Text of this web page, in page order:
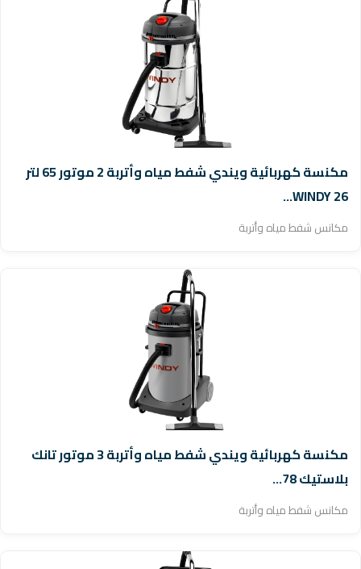
مكنسة كهربائية ويندي شفط مياه وأتربة 2 موتور 65 لتر
WINDY 26...
مكانس شفط مياه وأتربة
مكنسة كهربائية ويندي شفط مياه وأتربة 3 موتور تانك
بلاستيك 78...
مكانس شفط مياه وأتربة